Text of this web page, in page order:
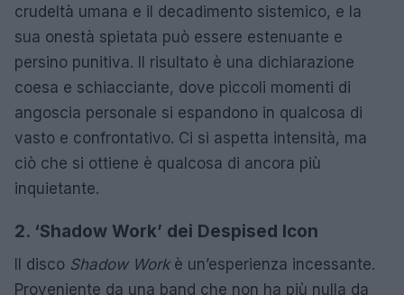
crudeltà umana e il decadimento sistemico, e la
sua onestà spietata può essere estenuante e
persino punitiva. Il risultato è una dichiarazione
coesa e schiacciante, dove piccoli momenti di
angoscia personale si espandono in qualcosa di
vasto e confrontativo. Ci si aspetta intensità, ma
ciò che si ottiene è qualcosa di ancora più
inquietante.
2. ‘Shadow Work’ dei Despised Icon
Il disco Shadow Workè un’esperienza incessante.
Proveniente da una band che non ha più nulla da